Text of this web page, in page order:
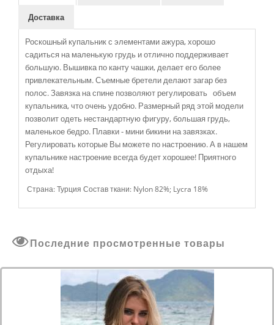
Доставка
Роскошный купальник с элементами ажура, хорошо
садиться на маленькую грудь и отлично поддерживает
большую. Вышивка по канту чашки, делает его более
привлекательным. Съемные бретели делают загар без
полос. Завязка на спине позволяют регулировать объем
купальника, что очень удобно. Размерный ряд этой модели
позволит одеть нестандартную фигуру, большая грудь,
маленькое бедро. Плавки - мини бикини на завязках.
Регулировать которые Вы можете по настроению. А в нашем
купальнике настроение всегда будет хорошее! Приятного
отдыха!
Страна: Турция Состав ткани: Nylon 82%; Lycra 18%
Последние просмотренные товары